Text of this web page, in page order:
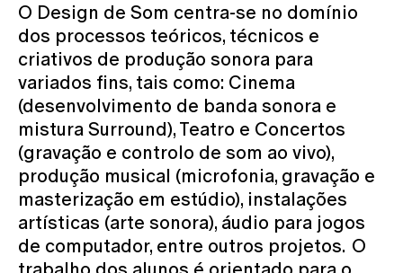
O Design de Som centra-se no domínio
dos processos teóricos, técnicos e
criativos de produção sonora para
variados fins, tais como: Cinema
(desenvolvimento de banda sonora e
mistura Surround), Teatro e Concertos
(gravação e controlo de som ao vivo),
produção musical (microfonia, gravação e
masterização em estúdio), instalações
artísticas (arte sonora), áudio para jogos
de computador, entre outros projetos. O